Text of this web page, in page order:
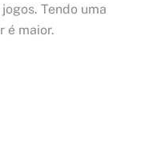
Tendo uma
é maior.